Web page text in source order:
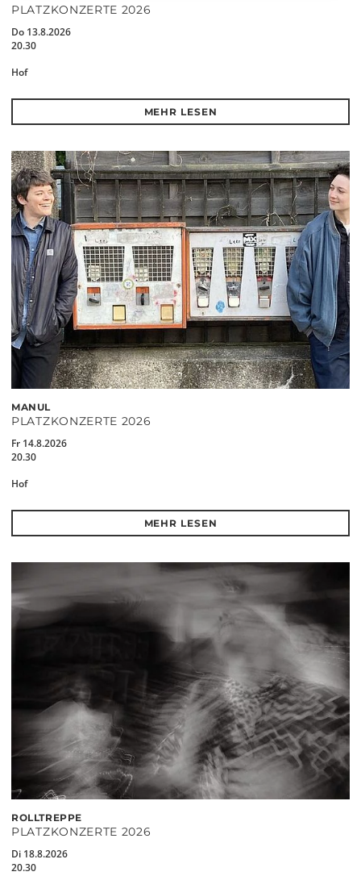
PLATZKONZERTE 2026
Do 13.8.2026
20.30
Hof
MEHR LESEN
MANUL
PLATZKONZERTE 2026
Fr 14.8.2026
20.30
Hof
MEHR LESEN
ROLLTREPPE
PLATZKONZERTE 2026
Di 18.8.2026
20.30